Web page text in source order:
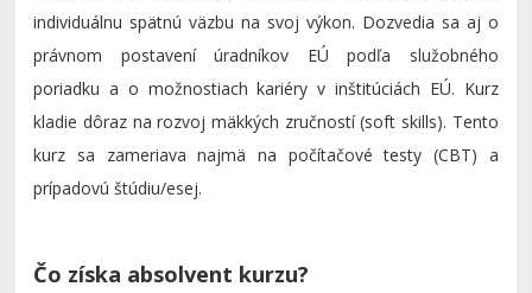
individuálnu spätnú väzbu na svoj výkon. Dozvedia sa aj o
právnom postavení úradníkov EÚ podľa služobného
poriadku a o možnostiach kariéry v inštitúciách EÚ. Kurz
kladie dôraz na rozvoj mäkkých zručností (soft skills). Tento
kurz sa zameriava najmä na počítačové testy (CBT) a
prípadovú štúdiu/esej.
Čo získa absolvent kurzu?